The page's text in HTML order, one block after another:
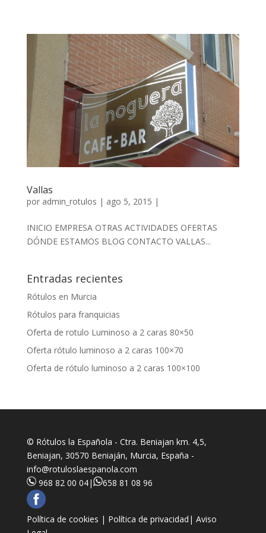
Vallas
por admin_rotulos | ago 5, 2015 |
INICIO EMPRESA OTRAS ACTIVIDADES OFERTAS
DÓNDE ESTAMOS BLOG CONTACTO VALLAS...
Entradas recientes
Rótulos en Murcia
Rótulos para franquicias
Oferta de rotulo Luminoso a 2 caras 80×50
Oferta rótulo luminoso a 2 caras 100×70
Oferta de rótulo luminoso a 2 caras 100×100
© Rótulos la Española - Ctra. Beniajan km. 4,5,
Beniajan, 30570 Beniaján, Murcia, España -
info@rotuloslaespanola.com
968 82 00 04| 658 81 08 96
Política de cookies | Política de privacidad| Aviso